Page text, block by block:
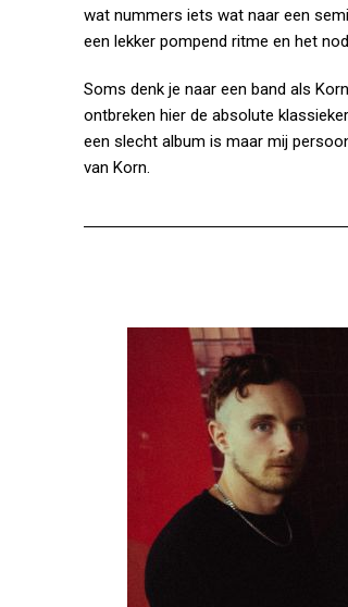
wat nummers iets wat naar een
een lekker pompend ritme en het
Soms denk je naar een band als
ontbreken hier de absolute
een slecht album is maar mij
van Korn.